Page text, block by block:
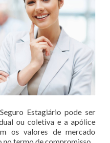
Estagiário pode ser
ou coletiva e a apólice
os valores de mercado